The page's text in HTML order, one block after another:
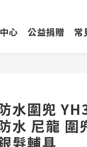
心 公益捐贈 常
水圍兜
水 尼龍 圍
髮輔具